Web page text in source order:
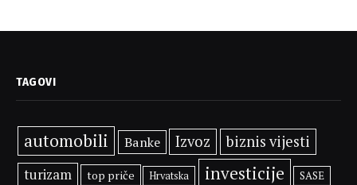
TAGOVI
automobili Banke Izvoz biznis vijesti
turizam top priče Hrvatska investicije SASE